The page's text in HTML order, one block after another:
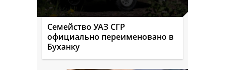
Семейство УАЗ СГР
официально переименовано в
Буханку